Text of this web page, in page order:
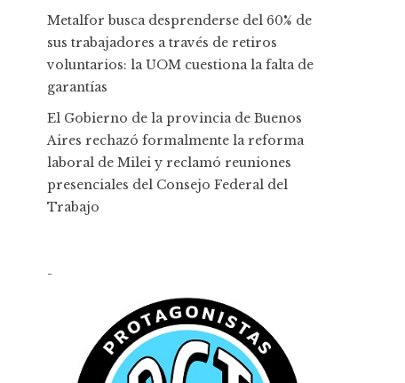
Metalfor busca desprenderse del 60% de
sus trabajadores a través de retiros
voluntarios: la UOM cuestiona la falta de
garantías
El Gobierno de la provincia de Buenos
Aires rechazó formalmente la reforma
laboral de Milei y reclamó reuniones
presenciales del Consejo Federal del
Trabajo
-